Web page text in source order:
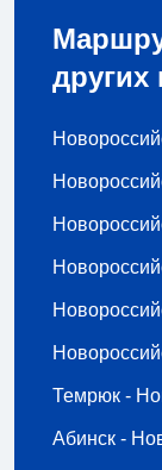
других
Темрюк -
Абинск -